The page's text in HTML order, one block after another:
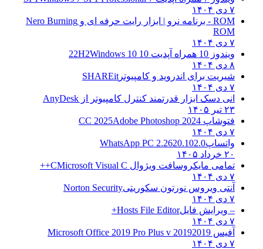
۷ دی ۱۴۰۴
ROM - برنامه نرو | ابزار رایت حرفه ای و
Nero Burning
ROM
۷ دی ۱۴۰۴
ویندوز 10 همراه آپدیت 10 22H2
Windows 10
۸ دی ۱۴۰۴
شیریت برای اندروید و کامپیوتر SHAREit
۷ دی ۱۴۰۴
انی دسک ابزار قدرتمند کنترل کامپیوتر از AnyDesk
۲۳ تیر ۱۴۰۵
فتوشاپ CC 2025 Adobe Photoshop 2024
۷ دی ۱۴۰۴
واتساپWhatsApp PC 2.2620.102.0
۲۰ خرداد ۱۴۰۵
تمامی مایکروسافت ویژوال C Microsoft Visual C++
۷ دی ۱۴۰۴
آنتی ویروس نورتون سکوریتیNorton Security
۷ دی ۱۴۰۴
– ویرایش فایلHosts File Editor+
۷ دی ۱۴۰۴
آفیس 2019 2019 Microsoft Office 2019 Pro Plus v
۷ دی ۱۴۰۴